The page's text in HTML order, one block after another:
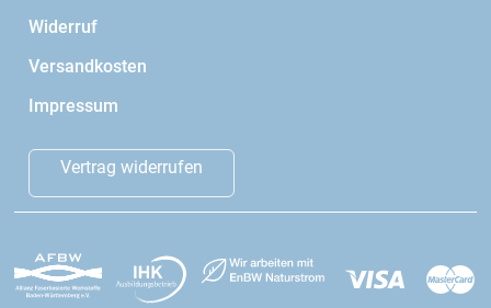
Widerruf
Versandkosten
Impressum
Vertrag widerrufen